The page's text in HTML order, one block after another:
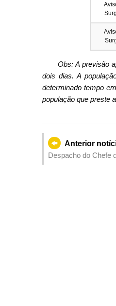
Obs: A previsão
dois dias. A
determinado tempo
população que preste
Anterior
Despacho do Chefe